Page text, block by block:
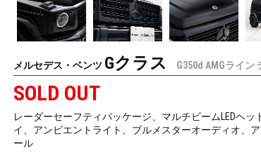
【 カスタマイズ 】奇抜なカラーリングは剥がせるラッピン
てパンダのようなツートン（ツートーン）の仕様にしても可愛
メルセデス・ベンツ Gクラス G350d AMGライン
SOLD OUT
レーダーセーフティパッケージ、マルチビームLEDヘ
イ、アンビエントライト、ブルメスターオーディオ、
ール